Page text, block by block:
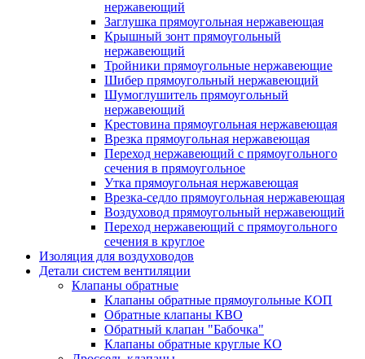
нержавеющий
Заглушка прямоугольная нержавеющая
Крышный зонт прямоугольный
нержавеющий
Тройники прямоугольные нержавеющие
Шибер прямоугольный нержавеющий
Шумоглушитель прямоугольный
нержавеющий
Крестовина прямоугольная нержавеющая
Врезка прямоугольная нержавеющая
Переход нержавеющий с прямоугольного
сечения в прямоугольное
Утка прямоугольная нержавеющая
Врезка-седло прямоугольная нержавеющая
Воздуховод прямоугольный нержавеющий
Переход нержавеющий с прямоугольного
сечения в круглое
Изоляция для воздуховодов
Детали систем вентиляции
Клапаны обратные
Клапаны обратные прямоугольные КОП
Обратные клапаны КВО
Обратный клапан "Бабочка"
Клапаны обратные круглые КО